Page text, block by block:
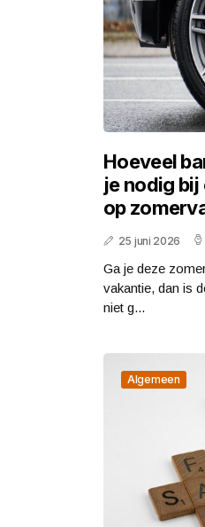
Hoeveel
je nodig
op
25 juni 2026
Ga je deze
vakantie, dan is
niet g...
Algemeen